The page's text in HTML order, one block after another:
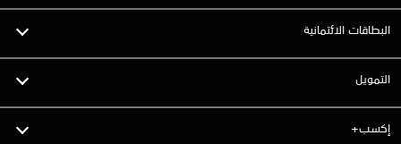
البطاقات الائتمانية
التمويل
إكسب+